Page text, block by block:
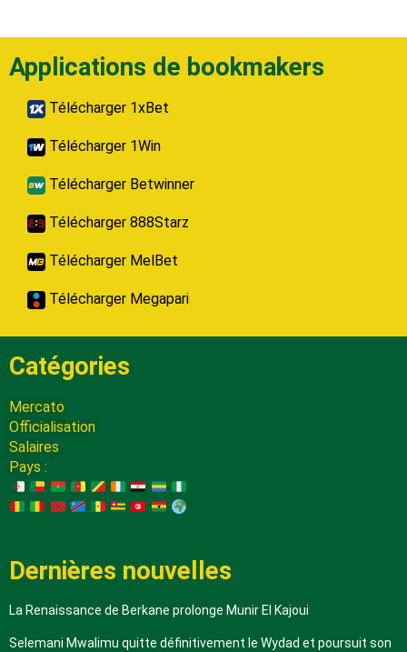
Applications de bookmakers
Télécharger 1xBet
Télécharger 1Win
Télécharger Betwinner
Télécharger 888Starz
Télécharger MelBet
Télécharger Megapari
Catégories
Mercato
Officialisation
Salaires
Pays :
Dernières nouvelles
La Renaissance de Berkane prolonge Munir El Kajoui
Selemani Mwalimu quitte définitivement le Wydad et poursuit son